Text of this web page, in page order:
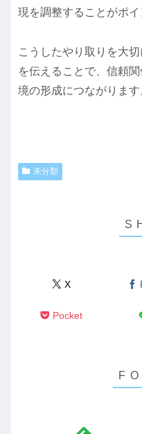
現を調整することがポイ
こうしたやり取りを大
を伝えることで、信頼
境の形成につながります
未分類
X
Pocket